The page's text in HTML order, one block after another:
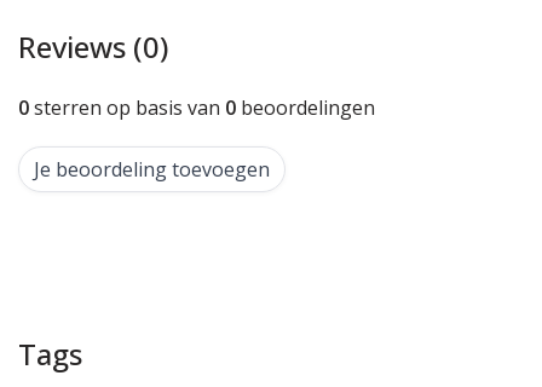
Reviews (0)
0sterren op basis van 0 beoordelingen
Je beoordeling toevoegen
Tags